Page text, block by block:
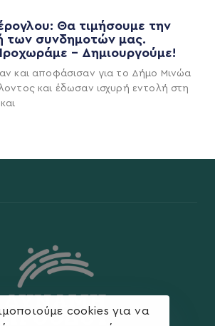
Θα τιμήσουμε την
των συνδημοτών μας.
– Δημιουργούμε!
και αποφάσισαν για το Δήμο Μινώα
και έδωσαν ισχυρή εντολή στη
cookies για να